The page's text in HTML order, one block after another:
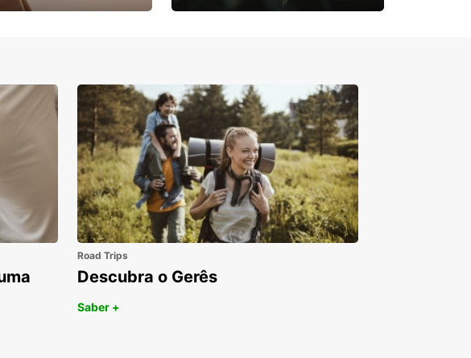
Road Trips
Descubra o Gerês
Saber +